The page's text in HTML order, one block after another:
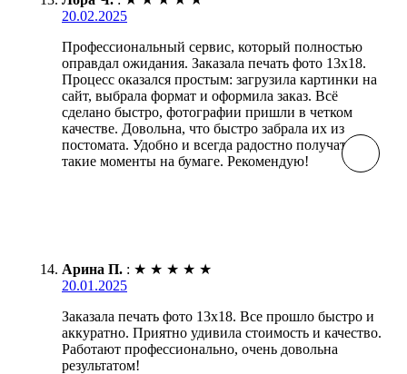
20.02.2025
Профессиональный сервис, который полностью
оправдал ожидания. Заказала печать фото 13х18.
Процесс оказался простым: загрузила картинки на
сайт, выбрала формат и оформила заказ. Всё
сделано быстро, фотографии пришли в четком
качестве. Довольна, что быстро забрала их из
постомата. Удобно и всегда радостно получать
такие моменты на бумаге. Рекомендую!
Арина П. : ★ ★ ★ ★ ★
20.01.2025
Заказала печать фото 13х18. Все прошло быстро и
аккуратно. Приятно удивила стоимость и качество.
Работают профессионально, очень довольна
результатом!